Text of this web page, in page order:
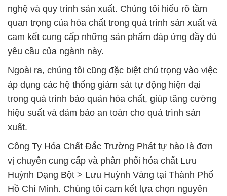
nghệ và quy trình sản xuất. Chúng tôi hiểu rõ tầm
quan trọng của hóa chất trong quá trình sản xuất và
cam kết cung cấp những sản phẩm đáp ứng đầy đủ
yêu cầu của ngành này.
Ngoài ra, chúng tôi cũng đặc biệt chú trọng vào việc
áp dụng các hệ thống giám sát tự động hiện đại
trong quá trình bảo quản hóa chất, giúp tăng cường
hiệu suất và đảm bảo an toàn cho quá trình sản
xuất.
Công Ty Hóa Chất Đắc Trường Phát tự hào là đơn
vị chuyên cung cấp và phân phối hóa chất Lưu
Huỳnh Dạng Bột > Lưu Huỳnh Vàng tại Thành Phố
Hồ Chí Minh. Chúng tôi cam kết lựa chọn nguyên